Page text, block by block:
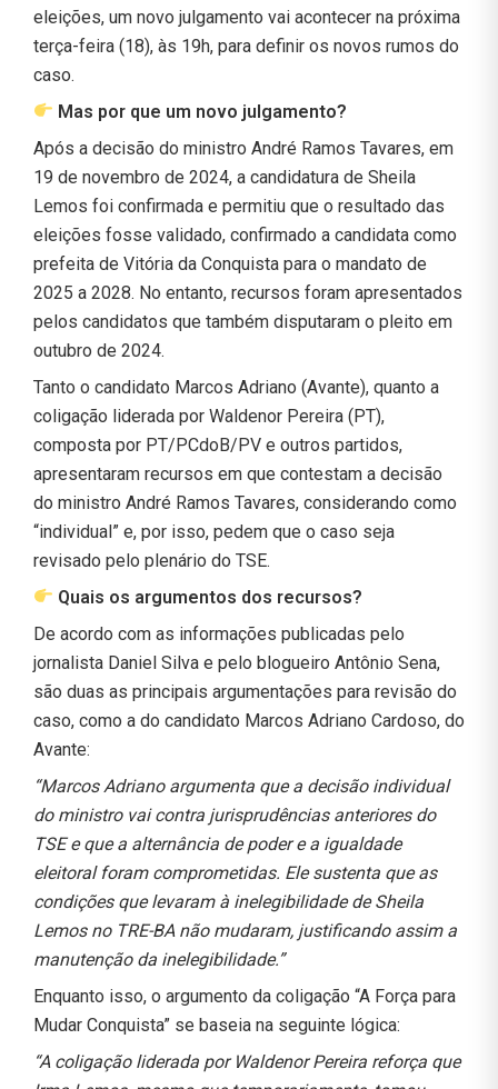
eleições, um novo julgamento vai acontecer na próxima
terça-feira (18), às 19h, para definir os novos rumos do
caso.
Mas por que um novo julgamento?
Após a decisão do ministro André Ramos Tavares, em
19 de novembro de 2024, a candidatura de Sheila
Lemos foi confirmada e permitiu que o resultado das
eleições fosse validado, confirmado a candidata como
prefeita de Vitória da Conquista para o mandato de
2025 a 2028. No entanto, recursos foram apresentados
pelos candidatos que também disputaram o pleito em
outubro de 2024.
Tanto o candidato Marcos Adriano (Avante), quanto a
coligação liderada por Waldenor Pereira (PT),
composta por PT/PCdoB/PV e outros partidos,
apresentaram recursos em que contestam a decisão
do ministro André Ramos Tavares, considerando como
“individual” e, por isso, pedem que o caso seja
revisado pelo plenário do TSE.
Quais os argumentos dos recursos?
De acordo com as informações publicadas pelo
jornalista Daniel Silva e pelo blogueiro Antônio Sena,
são duas as principais argumentações para revisão do
caso, como a do candidato Marcos Adriano Cardoso, do
Avante:
“Marcos Adriano argumenta que a decisão individual
do ministro vai contra jurisprudências anteriores do
TSE e que a alternância de poder e a igualdade
eleitoral foram comprometidas. Ele sustenta que as
condições que levaram à inelegibilidade de Sheila
Lemos no TRE-BA não mudaram, justificando assim a
manutenção da inelegibilidade.”
Enquanto isso, o argumento da coligação “A Força para
Mudar Conquista” se baseia na seguinte lógica:
“A coligação liderada por Waldenor Pereira reforça que